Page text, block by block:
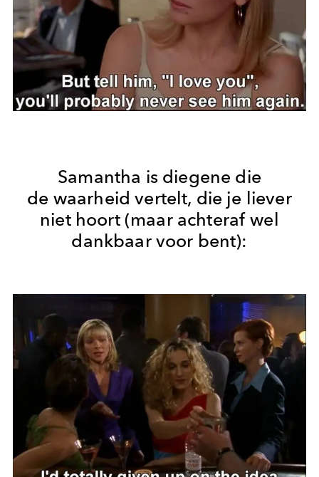
Samantha is diegene die
de waarheid vertelt, die je liever
niet hoort (maar achteraf wel
dankbaar voor bent):